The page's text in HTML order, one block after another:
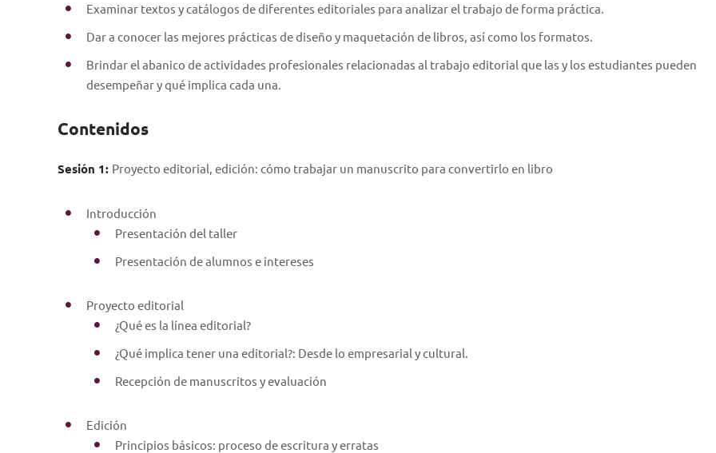
Examinar textos y catálogos de diferentes editoriales para analizar el trabajo de forma práctica.
Dar a conocer las mejores prácticas de diseño y maquetación de libros, así como los formatos.
Brindar el abanico de actividades profesionales relacionadas al trabajo editorial que las y los estudiantes pueden
desempeñar y qué implica cada una.
Contenidos
Sesión 1: Proyecto editorial, edición: cómo trabajar un manuscrito para convertirlo en libro
Introducción
Presentación del taller
Presentación de alumnos e intereses
Proyecto editorial
¿Qué es la línea editorial?
¿Qué implica tener una editorial?: Desde lo empresarial y cultural.
Recepción de manuscritos y evaluación
Edición
Principios básicos: proceso de escritura y erratas